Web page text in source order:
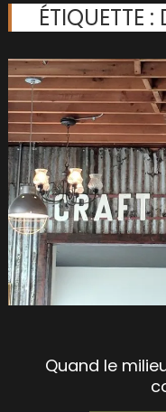
ÉTIQUETTE :
Quand le